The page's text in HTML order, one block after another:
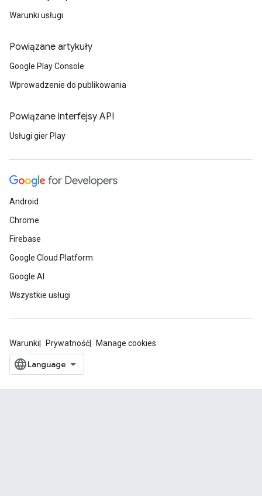
Warunki usługi
Powiązane artykuły
Google Play Console
Wprowadzenie do publikowania
Powiązane interfejsy API
Usługi gier Play
Android
Chrome
Firebase
Google Cloud Platform
Google AI
Wszystkie usługi
Warunki Prywatność Manage cookies